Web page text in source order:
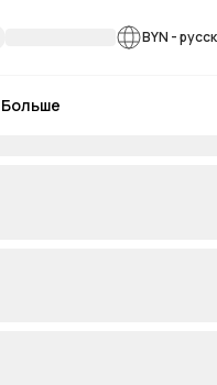
BYN -
Больше